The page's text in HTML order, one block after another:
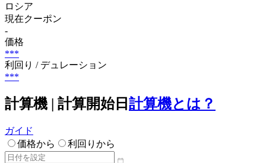
ロシア
現在クーポン
-
価格
***
利回り / デュレーション
***
計算機 | 計算開始日 計算機とは？
ガイド
価格から
利回りから